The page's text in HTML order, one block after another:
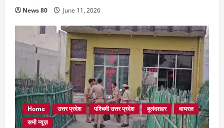
News 80 June 11, 2026
Home उत्तर प्रदेश पश्चिमी उत्तर प्रदेश बुलंदशहर
वायरल
सभी न्यूज़